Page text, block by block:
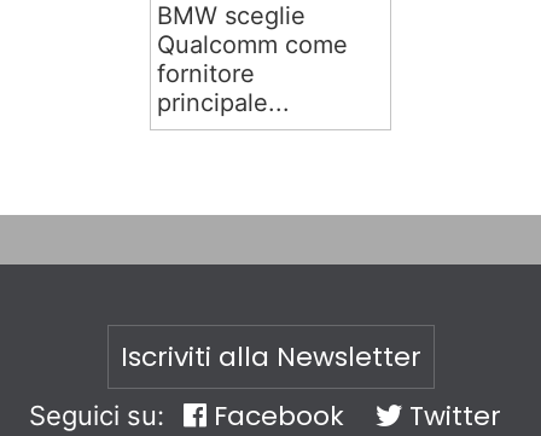
BMW sceglie
Qualcomm come
fornitore
principale...
Iscriviti alla Newsletter
Seguici su: Facebook
Twitter